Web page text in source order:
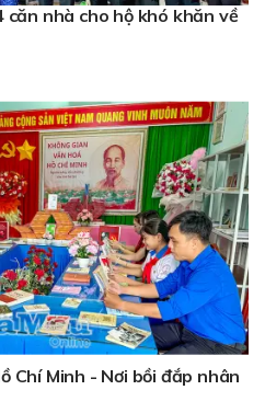
căn nhà cho hộ khó khăn về
Chí Minh - Nơi bồi đắp nhân